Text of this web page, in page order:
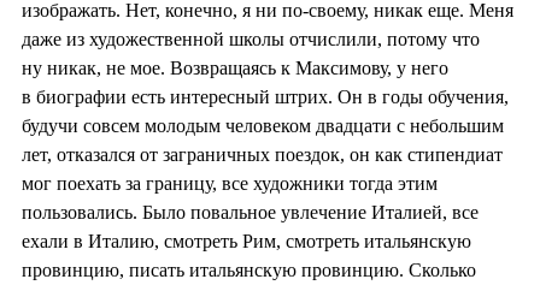
изображать. Нет, конечно, я ни по-своему, никак еще. Меня
даже из художественной школы отчислили, потому что
ну никак, не мое. Возвращаясь к Максимову, у него
в биографии есть интересный штрих. Он в годы обучения,
будучи совсем молодым человеком двадцати с небольшим
лет, отказался от заграничных поездок, он как стипендиат
мог поехать за границу, все художники тогда этим
пользовались. Было повальное увлечение Италией, все
ехали в Италию, смотреть Рим, смотреть итальянскую
провинцию, писать итальянскую провинцию. Сколько